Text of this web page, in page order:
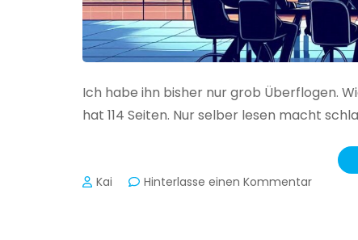
Ich habe ihn bisher nur grob Überflogen.
hat 114 Seiten. Nur selber lesen macht
Kai Hinterlasse einen Kommentarzu